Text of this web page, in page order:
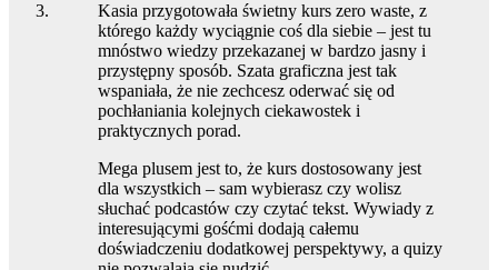
Kasia przygotowała świetny kurs zero waste, z
którego każdy wyciągnie coś dla siebie – jest tu
mnóstwo wiedzy przekazanej w bardzo jasny i
przystępny sposób. Szata graficzna jest tak
wspaniała, że nie zechcesz oderwać się od
pochłaniania kolejnych ciekawostek i
praktycznych porad.
Mega plusem jest to, że kurs dostosowany jest
dla wszystkich – sam wybierasz czy wolisz
słuchać podcastów czy czytać tekst. Wywiady z
interesującymi gośćmi dodają całemu
doświadczeniu dodatkowej perspektywy, a quizy